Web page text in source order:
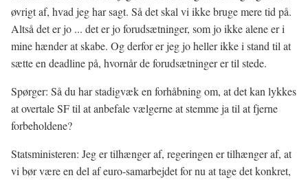
øvrigt af, hvad jeg har sagt. Så det skal vi ikke bruge mere tid på.
Altså det er jo ... det er jo forudsætninger, som jo ikke alene er i
mine hænder at skabe. Og derfor er jeg jo heller ikke i stand til at
sætte en deadline på, hvornår de forudsætninger er til stede.
Spørger: Så du har stadigvæk en forhåbning om, at det kan lykkes
at overtale SF til at anbefale vælgerne at stemme ja til at fjerne
forbeholdene?
Statsministeren: Jeg er tilhænger af, regeringen er tilhænger af, at
vi bør være en del af euro-samarbejdet for nu at tage det konkret,